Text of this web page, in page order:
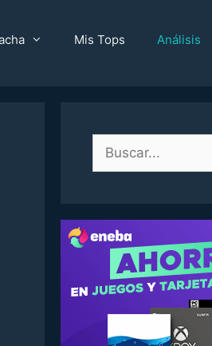
Mis Tops Análisis
Buscar: